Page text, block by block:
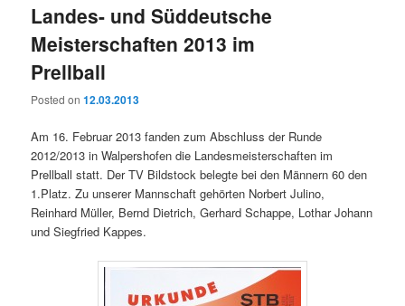
Landes- und Süddeutsche
Meisterschaften 2013 im
Prellball
Posted on12.03.2013
Am 16. Februar 2013 fanden zum Abschluss der Runde
2012/2013 in Walpershofen die Landesmeisterschaften im
Prellball statt. Der TV Bildstock belegte bei den Männern 60 den
1.Platz. Zu unserer Mannschaft gehörten Norbert Julino,
Reinhard Müller, Bernd Dietrich, Gerhard Schappe, Lothar Johann
und Siegfried Kappes.